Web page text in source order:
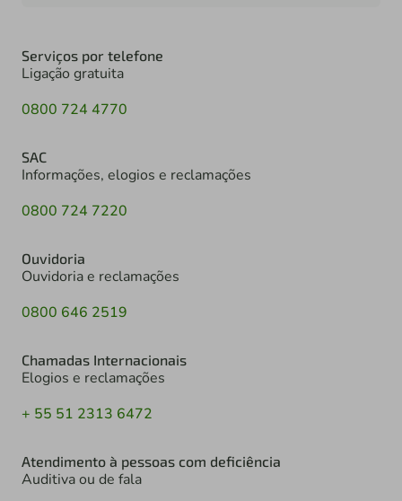
Serviços por telefone
Ligação gratuita
0800 724 4770
SAC
Informações, elogios e reclamações
0800 724 7220
Ouvidoria
Ouvidoria e reclamações
0800 646 2519
Chamadas Internacionais
Elogios e reclamações
+ 55 51 2313 6472
Atendimento à pessoas com deficiência
Auditiva ou de fala